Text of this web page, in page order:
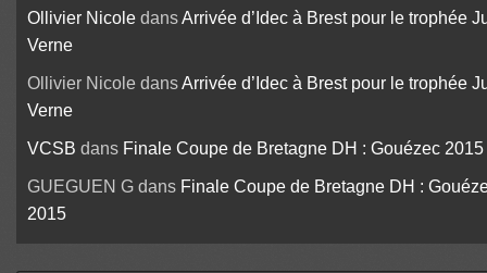
Ollivier NicoledansArrivée d’Idec à Brest pour le trophée
Verne
Ollivier NicoledansArrivée d’Idec à Brest pour le trophée
Verne
VCSB dans Finale Coupe de Bretagne DH : Gouézec 2015
GUEGUEN Gdans Finale Coupe de Bretagne DH :
2015